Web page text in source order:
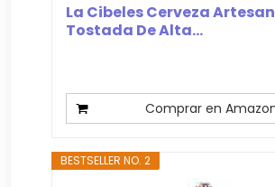
La Cibeles Cerveza
Tostada De Alta...
Comprar en
BESTSELLER NO. 2